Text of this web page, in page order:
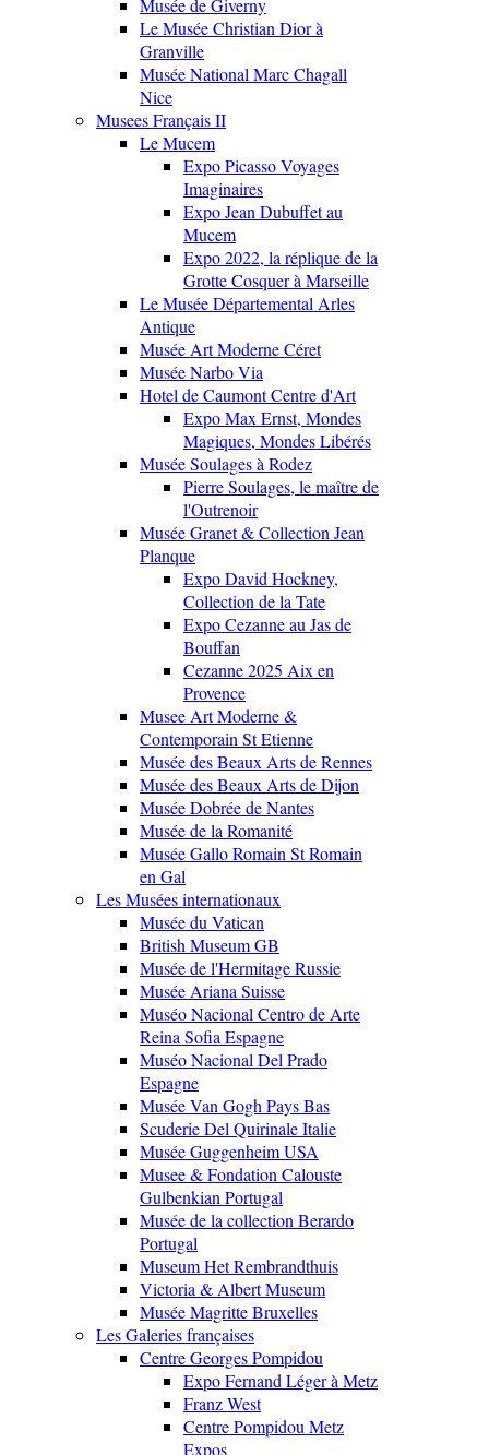
Musée de Giverny
Le Musée Christian Dior à
Granville
Musée National Marc Chagall
Nice
Musees Français II
Le Mucem
Expo Picasso Voyages
Imaginaires
Expo Jean Dubuffet au
Mucem
Expo 2022, la réplique de la
Grotte Cosquer à Marseille
Le Musée Départemental Arles
Antique
Musée Art Moderne Céret
Musée Narbo Via
Hotel de Caumont Centre d'Art
Expo Max Ernst, Mondes
Magiques, Mondes Libérés
Musée Soulages à Rodez
Pierre Soulages, le maître de
l'Outrenoir
Musée Granet & Collection Jean
Planque
Expo David Hockney,
Collection de la Tate
Expo Cezanne au Jas de
Bouffan
Cezanne 2025 Aix en
Provence
Musee Art Moderne &
Contemporain St Etienne
Musée des Beaux Arts de Rennes
Musée des Beaux Arts de Dijon
Musée Dobrée de Nantes
Musée de la Romanité
Musée Gallo Romain St Romain
en Gal
Les Musées internationaux
Musée du Vatican
British Museum GB
Musée de l'Hermitage Russie
Musée Ariana Suisse
Muséo Nacional Centro de Arte
Reina Sofia Espagne
Muséo Nacional Del Prado
Espagne
Musée Van Gogh Pays Bas
Scuderie Del Quirinale Italie
Musée Guggenheim USA
Musee & Fondation Calouste
Gulbenkian Portugal
Musée de la collection Berardo
Portugal
Museum Het Rembrandthuis
Victoria & Albert Museum
Musée Magritte Bruxelles
Les Galeries françaises
Centre Georges Pompidou
Expo Fernand Léger à Metz
Franz West
Centre Pompidou Metz
Expos